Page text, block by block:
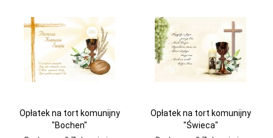
Opłatek na tort komunijny
"Bochen"
Opłatek na tort komunijny
"Świeca"